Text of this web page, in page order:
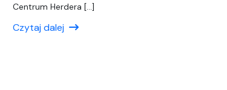
Centrum Herdera […]
Czytaj dalej